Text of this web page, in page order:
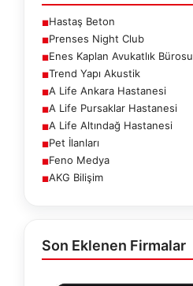
■Hastaş Beton
■Prenses Night Club
■Enes Kaplan Avukatlık Bürosu
■Trend Yapı Akustik
■A Life Ankara Hastanesi
■A Life Pursaklar Hastanesi
■A Life Altındağ Hastanesi
■Pet İlanları
■Feno Medya
■AKG Bilişim
Son Eklenen Firmalar